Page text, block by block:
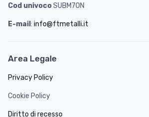
Cod univocoSUBM70N
E-mail : info@ftmetalli.it
Area Legale
Privacy Policy
Cookie Policy
Diritto di recesso